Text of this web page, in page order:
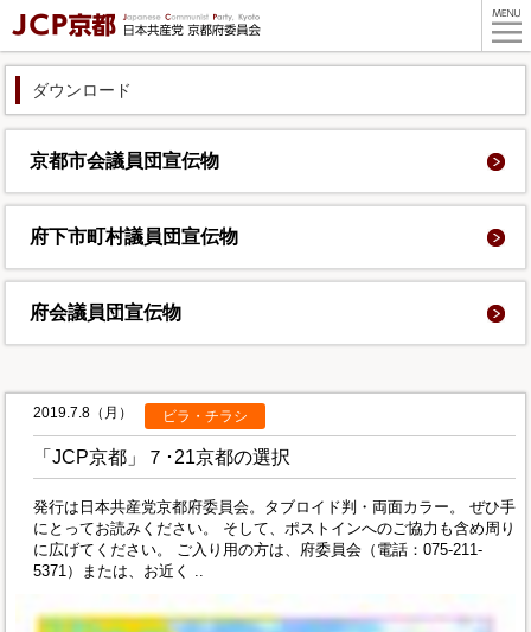
ダウンロード
京都市会議員団宣伝物
府下市町村議員団宣伝物
府会議員団宣伝物
2019.7.8（月） ビラ・チラシ
「JCP京都」７･21京都の選択
発行は日本共産党京都府委員会。タブロイド判・両面カラー。 ぜひ手
にとってお読みください。 そして、ポストインへのご協力も含め周り
に広げてください。 ご入り用の方は、府委員会（電話：075-211-
5371）または、お近く ..